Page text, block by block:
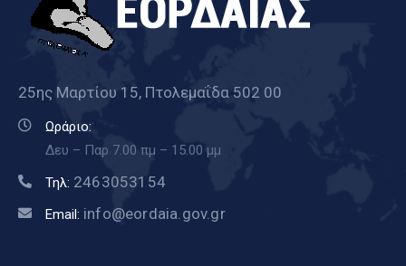
25ης Μαρτίου 15, Πτολεμαΐδα 502 00
Ωράριο:
Δευ – Παρ 7.00 πμ – 15.00 μμ
Τηλ: 2463053154
Email: info@eordaia.gov.gr